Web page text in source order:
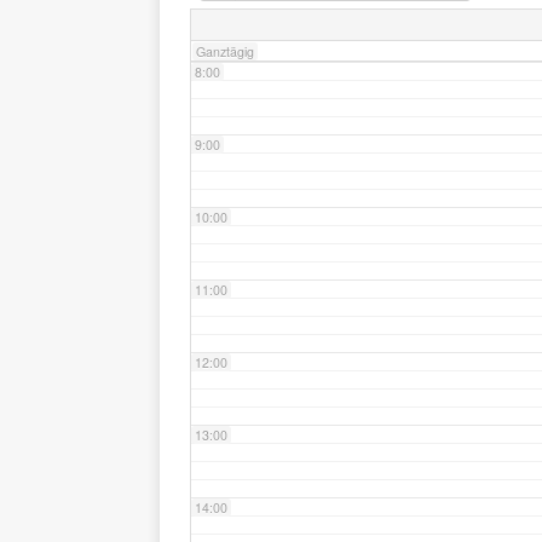
Ganztägig
8:00
9:00
10:00
11:00
12:00
13:00
14:00